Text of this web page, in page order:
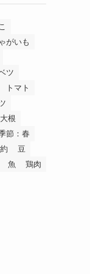
がいも
ツ
トマト
大根
節：春
豆
魚 鶏肉